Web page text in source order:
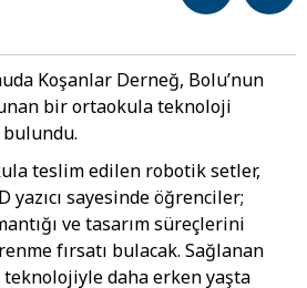
Koşanlar Derneğ, Bolu’nun
bir ortaokula teknoloji
teslim edilen robotik setler,
yazıcı sayesinde öğrenciler;
ve tasarım süreçlerini
fırsatı bulacak. Sağlanan
daha erken yaşta